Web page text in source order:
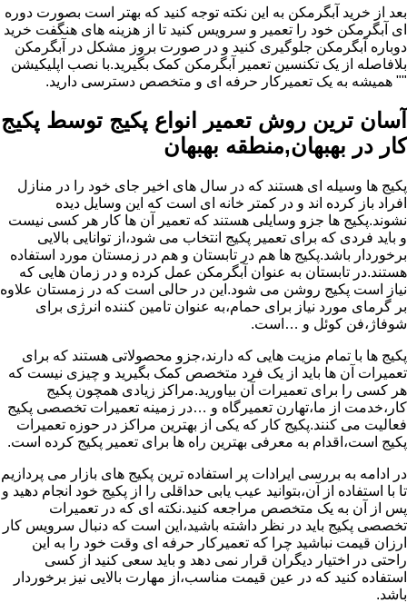
بعد از خرید آبگرمکن به این نکته توجه کنید که بهتر است بصورت دوره
ای آبگرمکن خود را تعمیر و سرویس کنید تا از هزینه های هنگفت خرید
دوباره آبگرمکن جلوگیری کنید و در صورت بروز مشکل در آبگرمکن
بلافاصله از یک تکنسین تعمیر آبگرمکن کمک بگیرید.با نصب اپلیکیشن
"" همیشه به یک تعمیرکار حرفه ای و متخصص دسترسی دارید.
آسان ترین روش تعمیر انواع پکیج توسط پکیج
کار در بهبهان,منطقه بهبهان
پکیج ها وسیله ای هستند که در سال های اخیر جای خود را در منازل
افراد باز کرده اند و در کمتر خانه ای است که این وسایل دیده
نشوند.پکیج ها جزو وسایلی هستند که تعمیر آن ها کار هر کسی نیست
و باید فردی که برای تعمیر پکیج انتخاب می شود،از توانایی بالایی
برخوردار باشد.پکیج ها هم در تابستان و هم در زمستان مورد استفاده
هستند.در تابستان به عنوان آبگرمکن عمل کرده و در زمان هایی که
نیاز است پکیج روشن می شود.این در حالی است که در زمستان علاوه
بر گرمای مورد نیاز برای حمام،به عنوان تامین کننده انرژی برای
شوفاژ،فن کوئل و …است.
پکیج ها با تمام مزیت هایی که دارند،جزو محصولاتی هستند که برای
تعمیرات آن ها باید از یک فرد متخصص کمک بگیرید و چیزی نیست که
هر کسی را برای تعمیرات آن بیاورید.مراکز زیادی همچون پکیج
کار،خدمت از ما،تهارن تعمیرگاه و …در زمینه تعمیرات تخصصی پکیج
فعالیت می کنند.پکیج کار که یکی از بهترین مراکز در حوزه تعمیرات
پکیج است،اقدام به معرفی بهترین راه ها برای تعمیر پکیج کرده است.
در ادامه به بررسی ایرادات پر استفاده ترین پکیج های بازار می پردازیم
تا با استفاده از آن،بتوانید عیب یابی حداقلی را از پکیج خود انجام دهید و
پس از آن به یک متخصص مراجعه کنید.نکته ای که در تعمیرات
تخصصی پکیج باید در نظر داشته باشید،این است که دنبال سرویس کار
ارزان قیمت نباشید چرا که تعمیرکار حرفه ای وقت خود را به این
راحتی در اختیار دیگران قرار نمی دهد و باید سعی کنید از کسی
استفاده کنید که در عین قیمت مناسب،از مهارت بالایی نیز برخوردار
باشد.